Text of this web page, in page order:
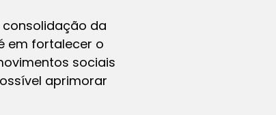
da
em fortalecer o
sociais
aprimorar